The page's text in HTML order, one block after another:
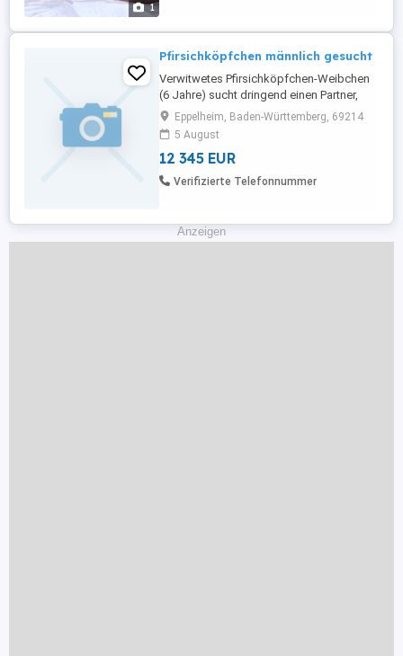
1
Pfirsichköpfchen männlich gesucht
Verwitwetes Pfirsichköpfchen-Weibchen
(6 Jahre) sucht dringend einen Partner,
diesmal vielleicht in blau (keine
Bedingung), er sollte verträglich sein und
kein Schreihals. Auch ein Umzug zu einem
Männchen wäre möglich. Preis
Verhandlungssache je nach Alter des
Eppelheim, Baden-Württemberg, 69214
5 August
12 345 EUR
Verifizierte Telefonnummer
Anzeigen